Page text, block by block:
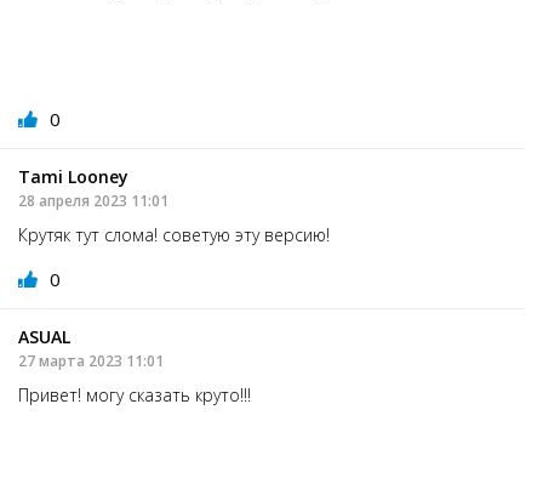
0
Tami Looney
28 апреля 2023 11:01
Крутяк тут слома! советую эту версию!
0
ASUAL
27 марта 2023 11:01
Привет! могу сказать круто!!!